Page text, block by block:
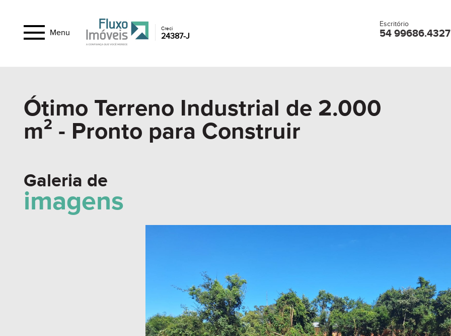
Menu Creci
24387-J
Escritório
54 99686.4327
Ótimo Terreno Industrial de 2.000
m² - Pronto para Construir
Galeria de
imagens